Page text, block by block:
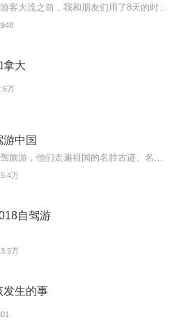
拿大
万
中国
万
自驾游
万
发生的事